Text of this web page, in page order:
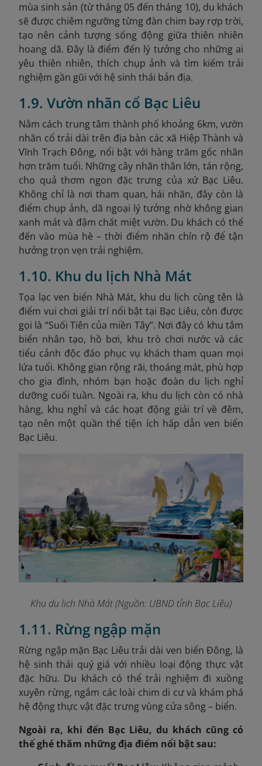
mùa sinh sản (từ tháng 05 đến tháng 10), du khách
sẽ được chiêm ngưỡng từng đàn chim bay rợp trời,
tạo nên cảnh tượng sống động giữa thiên nhiên
hoang dã. Đây là điểm đến lý tưởng cho những ai
yêu thiên nhiên, thích chụp ảnh và tìm kiếm trải
nghiệm gần gũi với hệ sinh thái bản địa.
1.9. Vườn nhãn cổ Bạc Liêu
Nằm cách trung tâm thành phố khoảng 6km, vườn
nhãn cổ trải dài trên địa bàn các xã Hiệp Thành và
Vĩnh Trạch Đông, nổi bật với hàng trăm gốc nhãn
hơn trăm tuổi. Những cây nhãn thân lớn, tán rộng,
cho quả thơm ngon đặc trưng của xứ Bạc Liêu.
Không chỉ là nơi tham quan, hái nhãn, đây còn là
điểm chụp ảnh, dã ngoại lý tưởng nhờ không gian
xanh mát và đậm chất miệt vườn. Du khách có thể
đến vào mùa hè – thời điểm nhãn chín rộ để tận
hưởng trọn vẹn trải nghiệm.
1.10. Khu du lịch Nhà Mát
Tọa lạc ven biển Nhà Mát, khu du lịch cùng tên là
điểm vui chơi giải trí nổi bật tại Bạc Liêu, còn được
gọi là “Suối Tiên của miền Tây”. Nơi đây có khu tắm
biển nhân tạo, hồ bơi, khu trò chơi nước và các
tiểu cảnh độc đáo phục vụ khách tham quan mọi
lứa tuổi. Không gian rộng rãi, thoáng mát, phù hợp
cho gia đình, nhóm bạn hoặc đoàn du lịch nghỉ
dưỡng cuối tuần. Ngoài ra, khu du lịch còn có nhà
hàng, khu nghỉ và các hoạt động giải trí về đêm,
tạo nên một quần thể tiện ích hấp dẫn ven biển
Bạc Liêu.
Khu du lịch Nhà Mát (Nguồn: UBND tỉnh Bạc Liêu)
1.11. Rừng ngập mặn
Rừng ngập mặn Bạc Liêu trải dài ven biển Đông, là
hệ sinh thái quý giá với nhiều loại động thực vật
đặc hữu. Du khách có thể trải nghiệm đi xuồng
xuyên rừng, ngắm các loài chim di cư và khám phá
hệ động thực vật đặc trưng vùng cửa sông – biển.
Ngoài ra, khi đến Bạc Liêu, du khách cũng có
thể ghé thăm những địa điểm nổi bật sau: